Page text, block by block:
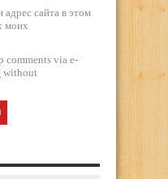
сайта в этом
моих
comments via e-
without